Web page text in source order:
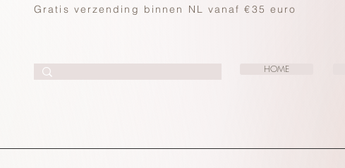
Gratis verzending binnen NL vanaf €35 euro
HOME